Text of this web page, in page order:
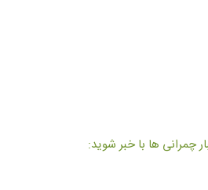
چمرانی ها با خبر شوید: